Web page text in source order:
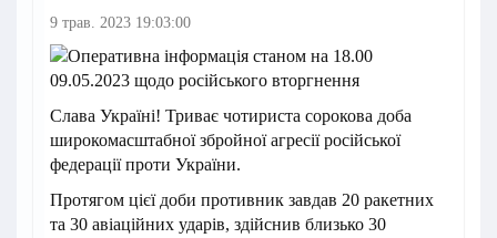
9 трав. 2023 19:03:00
Слава Україні! Триває чотириста сорокова доба
широкомасштабної збройної агресії російської
федерації проти України.
Протягом цієї доби противник завдав 20 ракетних
та 30 авіаційних ударів, здійснив близько 30